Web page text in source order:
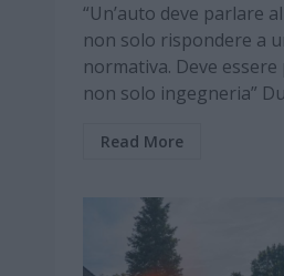
“Un’auto deve parlare
non solo rispondere a
normativa. Deve essere
non solo ingegneria”
Read More